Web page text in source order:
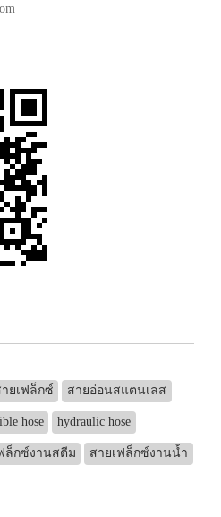
ยเฟล็กซ์ สายอ่อนสแตนเลส
hose hydraulic hose
ล็กซ์งานสตีม สายเฟล็กซ์งานน้ำ